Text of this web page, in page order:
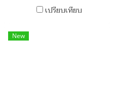
เปรียบเทียบ
New